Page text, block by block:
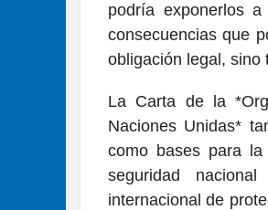
podría exponerlos
consecuencias que
obligación legal, sino
La Carta de la
Naciones Unidas*
como bases para
seguridad
internacional de